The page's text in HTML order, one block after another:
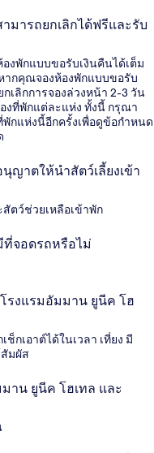
มารถยกเลิกได้ฟรีและรับ
งพักแบบขอรับเงินคืนได้เต็ม
ากคุณจองห้องพักแบบขอรับ
เลิกการจองล่วงหน้า 2-3 วัน
งที่พักแต่ละแห่ง ทั้งนี้ กรุณา
กแห่งนี้อีกครั้งเพื่อดูข้อกำหนด
ญาตให้นำสัตว์เลี้ยงเข้า
ตว์ช่วยเหลือเข้าพัก
ที่จอดรถหรือไม่
โรงแรมอัมมาน ยูนีค โฮ
ช็กเอาต์ได้ในเวลา เที่ยง มี
มผัส
าน ยูนีค โฮเทล และ